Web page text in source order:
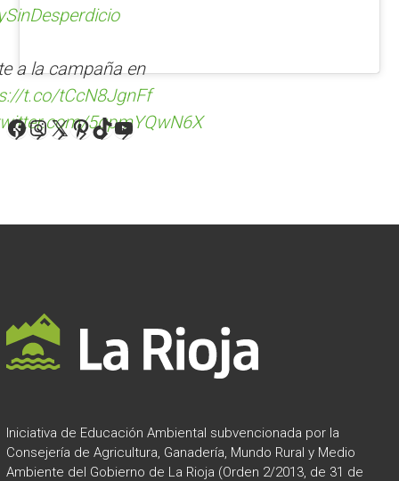
a la campaña en
t.co/tCcN8JgnFf
5qpmYQwN6X
Facebook
Instagram
X Pinterest
TikTok
YouTube
Iniciativa de Educación Ambiental subvencionada por la
Consejería de Agricultura, Ganadería, Mundo Rural y Medio
Ambiente del Gobierno de La Rioja (Orden 2/2013, de 31 de